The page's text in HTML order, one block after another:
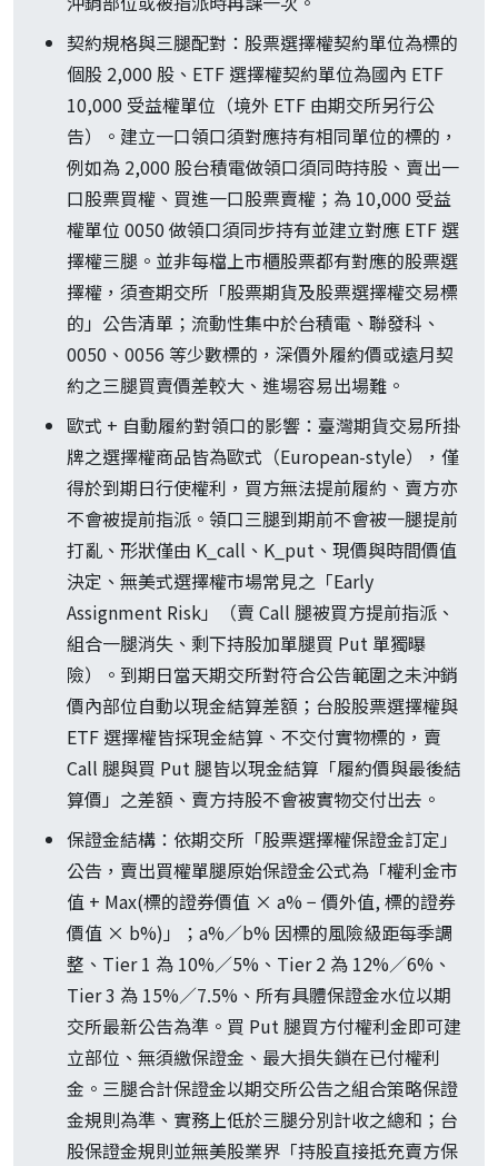
契約規格與三腿配對：股票選擇權契約單位為標的
個股 2,000 股、ETF 選擇權契約單位為國內 ETF
10,000 受益權單位（境外 ETF 由期交所另行公
告）。建立一口領口須對應持有相同單位的標的，
例如為 2,000 股台積電做領口須同時持股、賣出一
口股票買權、買進一口股票賣權；為 10,000 受益
權單位 0050 做領口須同步持有並建立對應 ETF 選
擇權三腿。並非每檔上市櫃股票都有對應的股票選
擇權，須查期交所「股票期貨及股票選擇權交易標
的」公告清單；流動性集中於台積電、聯發科、
0050、0056 等少數標的，深價外履約價或遠月契
約之三腿買賣價差較大、進場容易出場難。
歐式 + 自動履約對領口的影響：臺灣期貨交易所掛
牌之選擇權商品皆為歐式（European-style），僅
得於到期日行使權利，買方無法提前履約、賣方亦
不會被提前指派。領口三腿到期前不會被一腿提前
打亂、形狀僅由 K_call、K_put、現價與時間價值
決定、無美式選擇權市場常見之「Early
Assignment Risk」（賣 Call 腿被買方提前指派、
組合一腿消失、剩下持股加單腿買 Put 單獨曝
險）。到期日當天期交所對符合公告範圍之未沖銷
價內部位自動以現金結算差額；台股股票選擇權與
ETF 選擇權皆採現金結算、不交付實物標的，賣
Call 腿與買 Put 腿皆以現金結算「履約價與最後結
算價」之差額、賣方持股不會被實物交付出去。
保證金結構：依期交所「股票選擇權保證金訂定」
公告，賣出買權單腿原始保證金公式為「權利金市
值 + Max(標的證券價值 × a% − 價外值, 標的證券
價值 × b%)」；a%／b% 因標的風險級距每季調
整、Tier 1 為 10%／5%、Tier 2 為 12%／6%、
Tier 3 為 15%／7.5%、所有具體保證金水位以期
交所最新公告為準。買 Put 腿買方付權利金即可建
立部位、無須繳保證金、最大損失鎖在已付權利
金。三腿合計保證金以期交所公告之組合策略保證
金規則為準、實務上低於三腿分別計收之總和；台
股保證金規則並無美股業界「持股直接抵充賣方保